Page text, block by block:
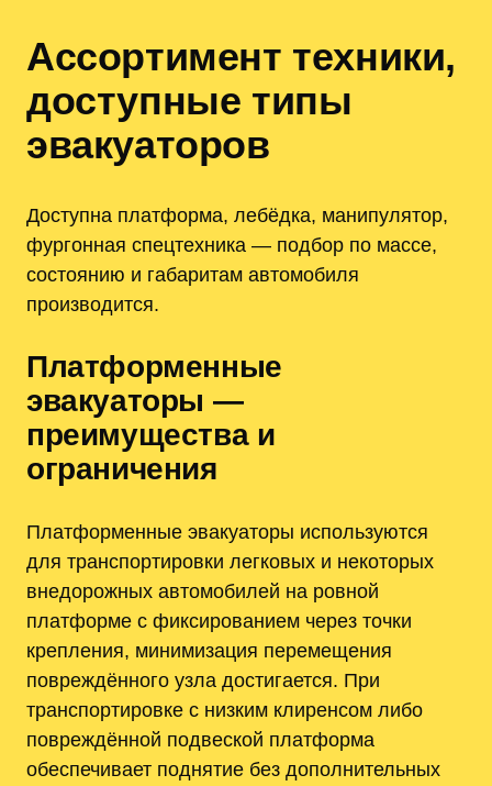
Ассортимент техники,
доступные типы
эвакуаторов
Доступна платформа, лебёдка, манипулятор,
фургонная спецтехника — подбор по массе,
состоянию и габаритам автомобиля
производится.
Платформенные
эвакуаторы —
преимущества и
ограничения
Платформенные эвакуаторы используются
для транспортировки легковых и некоторых
внедорожных автомобилей на ровной
платформе с фиксированием через точки
крепления, минимизация перемещения
повреждённого узла достигается. При
транспортировке с низким клиренсом либо
повреждённой подвеской платформа
обеспечивает поднятие без дополнительных